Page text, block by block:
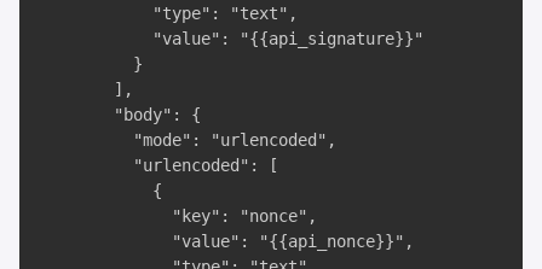
            "type": "text",
            "value": "{{api_signature}}"
          }
        ],
        "body": {
          "mode": "urlencoded",
          "urlencoded": [
            {
              "key": "nonce",
              "value": "{{api_nonce}}",